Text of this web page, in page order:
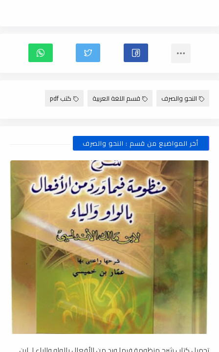
النحو والصرف قسم اللغة العربية كتب pdf
أخر المواضيع من قسم : النحو والصرف